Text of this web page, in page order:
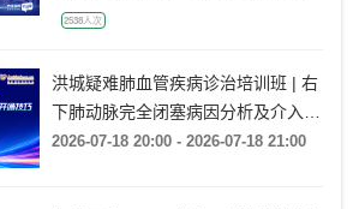
2538人次
洪城疑难肺血管疾病诊治培训班 | 右
下肺动脉完全闭塞病因分析及介入开
通技巧
2026-07-18 20:00 - 2026-07-18 21:00